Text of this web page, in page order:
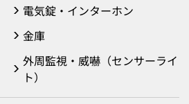
電気錠・インターホン
金庫
外周監視・威嚇（センサーライ
ト）